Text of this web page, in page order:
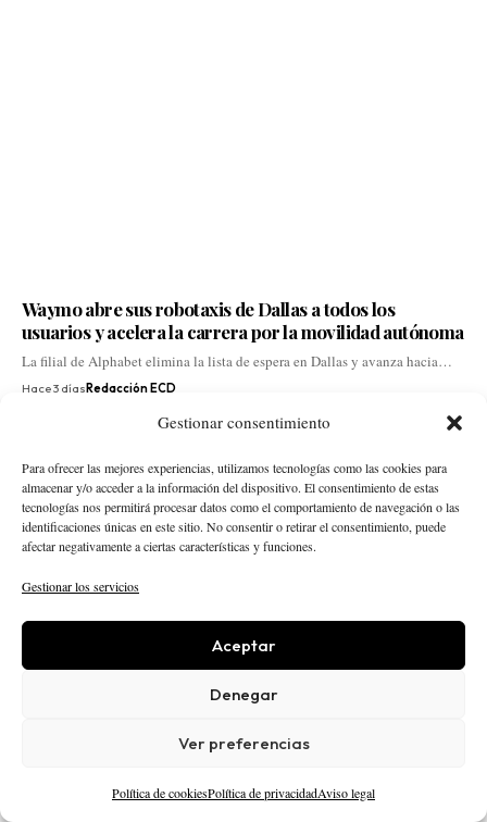
Gestionar consentimiento
Para ofrecer las mejores experiencias, utilizamos tecnologías como las cookies para
almacenar y/o acceder a la información del dispositivo. El consentimiento de estas
tecnologías nos permitirá procesar datos como el comportamiento de navegación o las
identificaciones únicas en este sitio. No consentir o retirar el consentimiento, puede
afectar negativamente a ciertas características y funciones.
Gestionar los servicios
Aceptar
Denegar
Ver preferencias
Política de cookiesPolítica de privacidadAviso legal
Waymo abre sus robotaxis de Dallas a todos los
usuarios y acelera la carrera por la movilidad autónoma
La filial de Alphabet elimina la lista de espera en Dallas y avanza hacia…
Hace 3 días Redacción ECD
Kreios Space prepara con NanoAvionics un satélite
VLEO que puede reforzar el deep tech español